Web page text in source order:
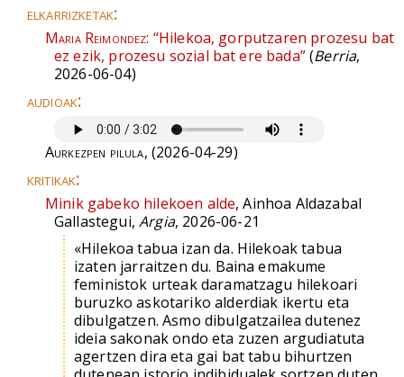
elkarrizketak:
Maria Reimondez: “Hilekoa, gorputzaren prozesu bat
ez ezik, prozesu sozial bat ere bada”(Berria,
2026-06-04)
audioak:
Aurkezpen pilula, (2026-04-29)
kritikak:
Minik gabeko hilekoen alde, Ainhoa Aldazabal
Gallastegui,Argia, 2026-06-21
«Hilekoa tabua izan da. Hilekoak tabua
izaten jarraitzen du. Baina emakume
feministok urteak daramatzagu hilekoari
buruzko askotariko alderdiak ikertu eta
dibulgatzen. Asmo dibulgatzailea dutenez
ideia sakonak ondo eta zuzen argudiatuta
agertzen dira eta gai bat tabu bihurtzen